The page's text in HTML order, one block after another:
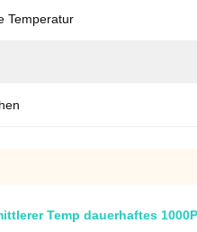
Temperatur
Temp dauerhaftes